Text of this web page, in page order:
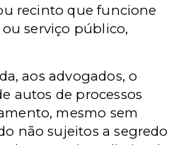
recinto que funcione
serviço público,
aos advogados, o
autos de processos
mesmo sem
não sujeitos a segredo